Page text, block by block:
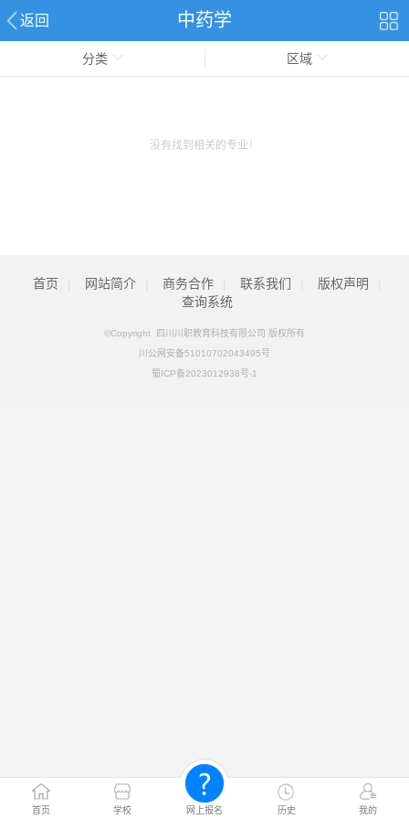
返回 中药学
首页 学校 网上报名 历史 我的
分类 区域
没有找到相关的专业！
首页 网站简介 商务合作 联系我们 版权声明
查询系统
©Copyright 四川川职教育科技有限公司 版权所有
川公网安备51010702043495号
蜀ICP备2023012938号-1